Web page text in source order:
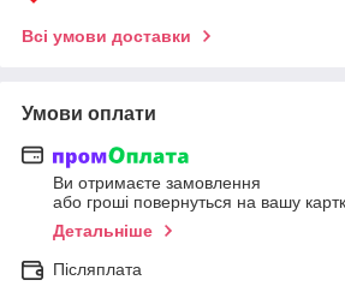
Всі умови доставки
Умови оплати
Ви отримаєте замовлення
або гроші повернуться на вашу
Детальніше
Післяплата